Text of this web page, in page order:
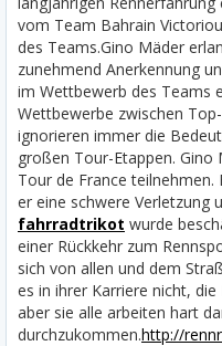
vom Team Bahrain
des Teams.Gino Mäder
zunehmend Anerkennung
im Wettbewerb des Teams
Wettbewerbe zwischen
ignorieren immer die
großen Tour-Etappen.
Tour de France teilnehmen.
er eine schwere Verletzung
fahrradtrikot wurde
einer Rückkehr zum
sich von allen und dem
es in ihrer Karriere nicht,
aber sie alle arbeiten hart
durchzukommen.http://